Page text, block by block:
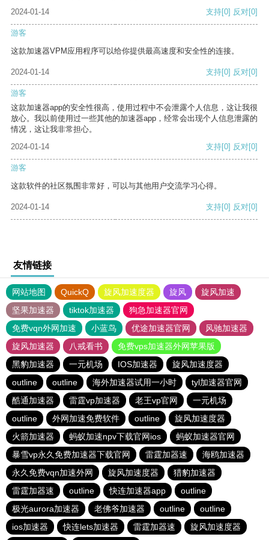
2024-01-14
支持[0] 反对[0]
游客
这款加速器VPM应用程序可以给你提供最高速度和安全性的连接。
2024-01-14 支持[0] 反对[0]
游客
这款加速器app的安全性很高，使用过程中不会泄露个人信息，这让我很
放心。我以前使用过一些其他的加速器app，经常会出现个人信息泄露的
情况，这让我非常担心。
2024-01-14
支持[0] 反对[0]
游客
这款软件的社区氛围非常好，可以与其他用户交流学习心得。
2024-01-14 支持[0] 反对[0]
友情链接
网站地图 QuickQ 旋风加速度器 旋风
旋风加速
坚果加速器
tiktok加速器
狗急加速器官网
免费vqn外网加速
小蓝鸟 优途加速器官网
风驰加速器
旋风加速器
八戒看书
免费vps加速器外网苹果版
黑豹加速器
一元机场 IOS加速器
旋风加速度器
outline
outline 海外加速器试用一小时
tyl加速器官网
酷通加速器
雷霆vp加速器 老王vp官网
一元机场
outline
外网加速免费软件 outline
旋风加速度器
火箭加速器
蚂蚁加速npv下载官网ios
蚂蚁加速器官网
暴雪vp永久免费加速器下载官网
雷霆加器速
海鸥加速器
永久免费vqn加速外网
旋风加速度器
猎豹加速器
雷霆加器速
outline 快连加速器app
outline
极光aurora加速器
老佛爷加速器 outline
outline
ios加速器
快连lets加速器 雷霆加器速 旋风加速度器